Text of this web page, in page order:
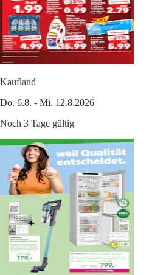
Kaufland
Do. 6.8. - Mi. 12.8.2026
Noch 3 Tage gültig